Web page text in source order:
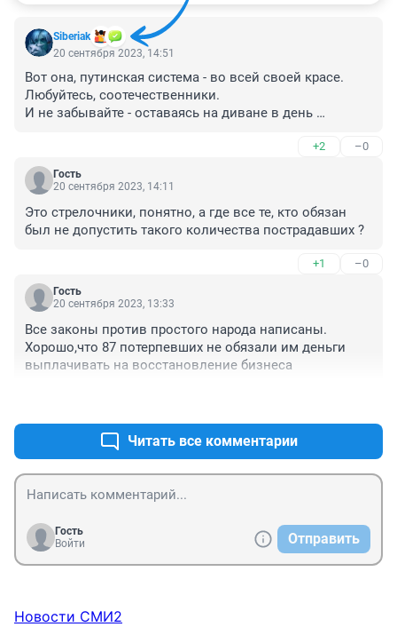
Siberiak
20 сентября 2023, 14:51
Вот она, путинская система - во всей своей красе.
Любуйтесь, соотечественники.
И не забывайте - оставаясь на диване в день
+2 –0
Гость
20 сентября 2023, 14:11
Это стрелочники, понятно, а где все те, кто обязан
был не допустить такого количества пострадавших ?
+1 –0
Гость
20 сентября 2023, 13:33
Все законы против простого народа написаны.
Хорошо,что 87 потерпевших не обязали им деньги
выплачивать на восстановление бизнеса
Читать все комментарии
Гость
Войти
Отправить
Новости СМИ2